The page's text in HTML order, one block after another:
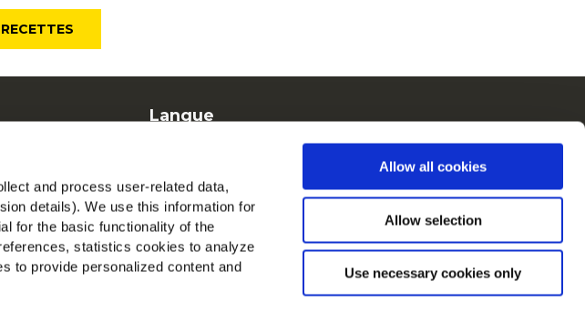
and process user-related data,
details). We use this information for
for the basic functionality of the
statistics cookies to analyze
to provide personalized content and
Allow all cookies
Allow selection
Use necessary cookies only
Langue
McCain en Europe
Voir tous les pays
Trouvez-nous sur